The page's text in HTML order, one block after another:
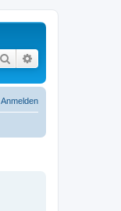
Suche
Anmelden